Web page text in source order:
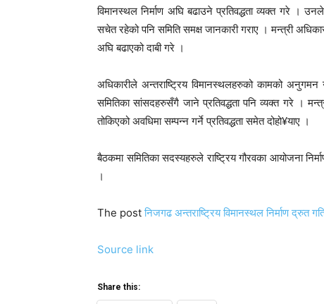
विमानस्थल निर्माण अघि बढाउने प्रतिवद्धता व्यक्त गरे ।
सचेत रहेको पनि समिति समक्ष जानकारी गराए । मन्त्री
अघि बढाएको दाबी गरे ।
अधिकारीले अन्तराष्ट्रिय विमानस्थलहरुको कामको
समितिका सांसदहरुसँगै जाने प्रतिवद्धता पनि व्यक्त गरे ।
तोकिएको अवधिमा सम्पन्न गर्ने प्रतिवद्धता समेत दोहो¥याए ।
बैठकमा समितिका सदस्यहरुले राष्ट्रिय गौरवका आयोजना
।
The postनिजगढ अन्तराष्ट्रिय विमानस्थल निर्माण द्रुत
Source link
Share this: